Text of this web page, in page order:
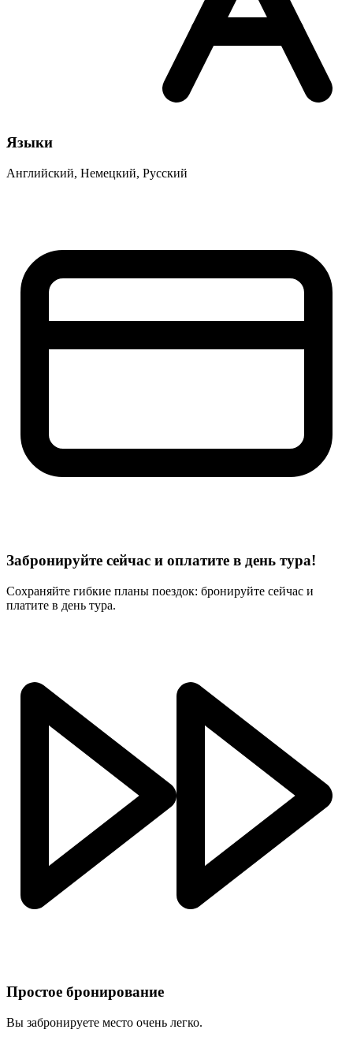
Языки
Английский, Немецкий, Русский
Забронируйте сейчас и оплатите в день тура!
Сохраняйте гибкие планы поездок: бронируйте сейчас и
платите в день тура.
Простое бронирование
Вы забронируете место очень легко.